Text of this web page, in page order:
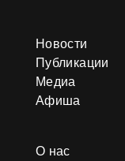
Новости
Публикации
Медиа
Афиша
О нас